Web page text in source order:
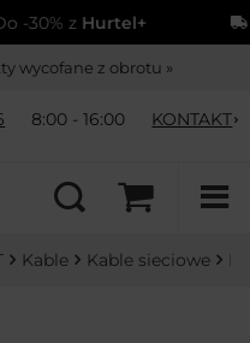
zHurtel+
wycofane z obrotu »
8:00 - 16:00 KONTAKT
Kable Kable sieciowe